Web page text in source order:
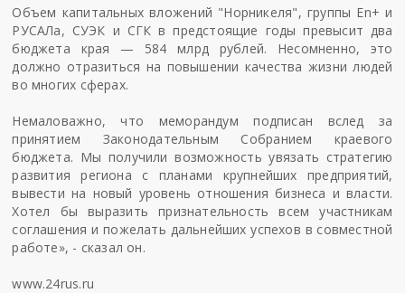
Объем капитальных вложений "Норникеля", группы En+ и
РУСАЛа, СУЭК и СГК в предстоящие годы превысит два
бюджета края — 584 млрд рублей. Несомненно, это
должно отразиться на повышении качества жизни людей
во многих сферах.
Немаловажно, что меморандум подписан вслед за
принятием Законодательным Собранием краевого
бюджета. Мы получили возможность увязать стратегию
развития региона с планами крупнейших предприятий,
вывести на новый уровень отношения бизнеса и власти.
Хотел бы выразить признательность всем участникам
соглашения и пожелать дальнейших успехов в совместной
работе», - сказал он.
www.24rus.ru